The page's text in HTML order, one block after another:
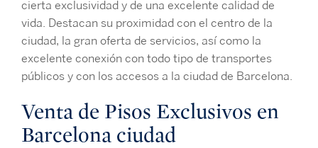
cierta exclusividad y de una excelente calidad de
vida. Destacan su proximidad con el centro de la
ciudad, la gran oferta de servicios, así como la
excelente conexión con todo tipo de transportes
públicos y con los accesos a la ciudad de Barcelona.
Venta de Pisos Exclusivos en
Barcelona ciudad